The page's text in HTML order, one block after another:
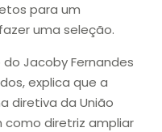
para um
uma seleção.
Jacoby Fernandes
explica que a
diretiva da União
como diretriz ampliar